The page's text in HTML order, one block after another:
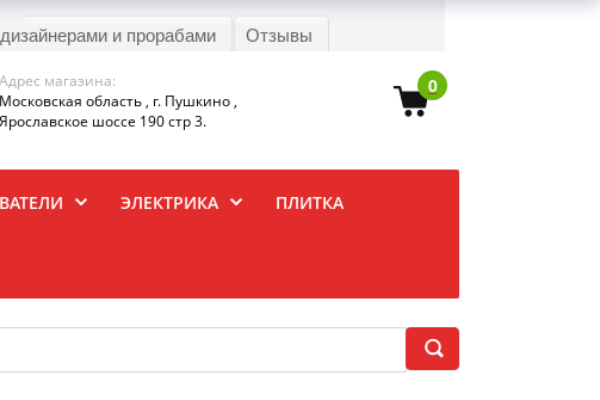
и прорабами Отзывы
0
Адрес магазина:
Московская область , г. Пушкино ,
Ярославское шоссе 190 стр 3.
ЭЛЕКТРИКА ПЛИТКА